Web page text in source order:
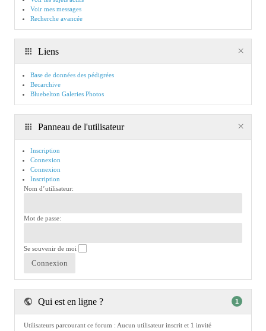
Voir mes messages
Recherche avancée
Liens
Base de données des pédigrées
Becarchive
Bluebelton Galeries Photos
Panneau de l'utilisateur
Inscription
Connexion
Connexion
Inscription
Nom d’utilisateur:
Mot de passe:
Se souvenir de moi
Qui est en ligne ? 1
Utilisateurs parcourant ce forum : Aucun utilisateur inscrit et 1 invité